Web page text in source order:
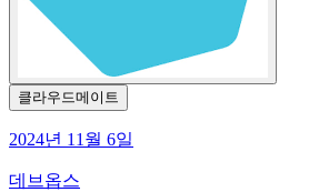
클라우드메이트
2024년 11월 6일
데브옵스